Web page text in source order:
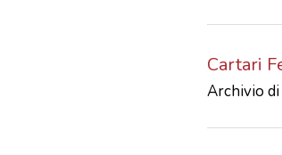
Cartari
Archivio di